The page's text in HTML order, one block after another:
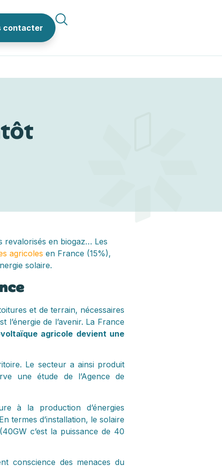
contacter
revalorisés en biogaz… Les
agricoles en France (15%),
solaire.
et de terrain, nécessaires
de l’avenir. La France
agricole devient une
Le secteur a ainsi produit
une étude de l’Agence de
à la production d’énergies
termes d’installation, le solaire
c’est la puissance de 40
conscience des menaces du